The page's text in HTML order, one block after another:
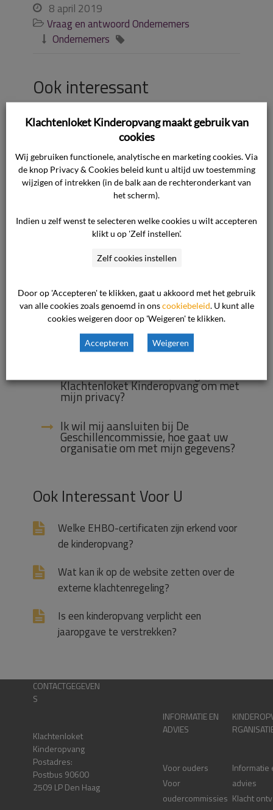
 8 april 2019
 Vraag en antwoord Ondernemers
 Ondernemers 
Ook interessant
Welke EHBO-certificaten zijn erkend
voor de kinderopvang?
Wat kan ik op de website zetten
over de externe klachtenregeling?
Is een kinderopvang verplicht een
jaaropgave te verstrekken?
Hoe kan ik eerdere uitspraken over
de meldcode bekijken?
Zoeken op nummer uitspraak in het
overzicht
Hoe gaat Klachtenloket
Kinderopvang om met mijn privacy?
Klachtenloket Kinderopvang om met
mijn privacy?
Ik wil mij aansluiten bij De
Geschillencommissie, hoe gaat uw
organisatie om met mijn gegevens?
Ook Interessant Voor U
Welke EHBO-certificaten zijn erkend voor
de kinderopvang?
Wat kan ik op de website zetten over de
externe klachtenregeling?
Is een kinderopvang verplicht een
jaaropgave te verstrekken?
CONTACTGEGEVEN
S
Klachtenloket
Kinderopvang
Postadres:
Postbus 90600
2509 LP Den Haag
INFORMATIE EN
ADVIES
Voor ouders
Voor
oudercommissies
Informatie
advies
Klacht
Klachtenloket Kinderopvang maakt gebruik van
cookies
Wij gebruiken functionele, analytische en marketing cookies. Via
de knop Privacy & Cookies beleid kunt u altijd uw toestemming
wijzigen of intrekken (in de balk aan de rechteronderkant van
het scherm).
Indien u zelf wenst te selecteren welke cookies u wilt accepteren
klikt u op 'Zelf instellen'.
Zelf cookies instellen
Door op 'Accepteren' te klikken, gaat u akkoord met het gebruik
van alle cookies zoals genoemd in onscookiebeleid . U kunt alle
cookies weigeren door op 'Weigeren' te klikken.
Accepteren Weigeren